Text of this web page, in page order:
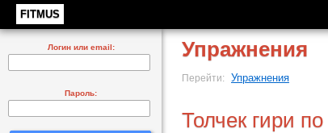
FITMUS
Упражнения
Перейти: Упражнения
Толчек гири
Логин или email:
Пароль: